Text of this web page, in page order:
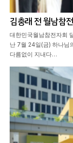
김충래 전 월남참
대한민국월남참전자회
난 7월 24일(금) 하나님
다름없이 지내다…